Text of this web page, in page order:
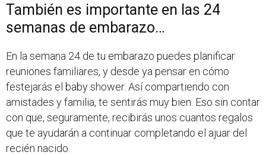
También es importante en las 24
semanas de embarazo…
En la semana 24 de tu embarazo puedes planificar
reuniones familiares, y desde ya pensar en cómo
festejarás el baby shower. Así compartiendo con
amistades y familia, te sentirás muy bien. Eso sin contar
con que, seguramente, recibirás unos cuantos regalos
que te ayudarán a continuar completando el ajuar del
recién nacido.